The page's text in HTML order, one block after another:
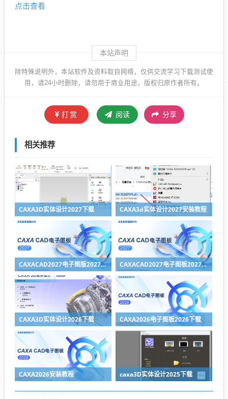
点击查看
本站声明
除特殊说明外，本站软件及资料取自网络，仅供交流学习下载测试使
用，请24小时删除，请勿用于商业用途，版权归原作者所有。
打赏 阅读 分享
相关推荐
CAXA3D实体设计2027下载 CAXA3d实体设计2027安装教程
CAXACAD2027电子图版2027下载 CAXACAD2027电子图板2027安装教程（附下载地址）
CAXA3D实体设计2026下载 CAXA2026电子图板2026下载
CAXA2026安装教程 caxa3D实体设计2025下载